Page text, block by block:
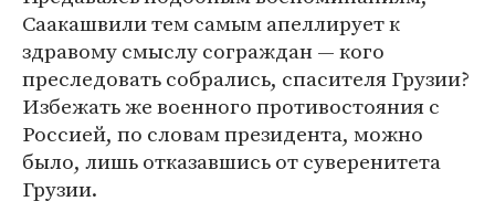
Саакашвили тем самым апеллирует к
здравому смыслу сограждан — кого
преследовать собрались, спасителя Грузии?
Избежать же военного противостояния с
Россией, по словам президента, можно
было, лишь отказавшись от суверенитета
Грузии.